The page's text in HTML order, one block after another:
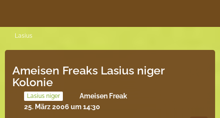
Lasius
Ameisen Freaks Lasius niger
Kolonie
Lasius niger
Ameisen Freak
25. März 2006 um 14:30